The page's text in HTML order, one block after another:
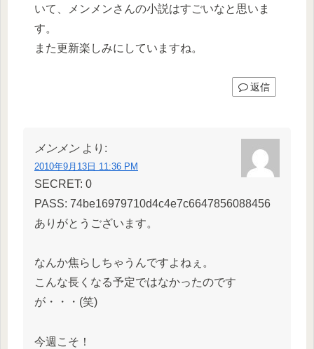
いて、メンメンさんの小説はすごいなと思いま
す。
また更新楽しみにしていますね。
返信
メンメン より:
2010年9月13日 11:36 PM
SECRET: 0
PASS: 74be16979710d4c4e7c6647856088456
ありがとうございます。
なんか焦らしちゃうんですよねぇ。
こんな長くなる予定ではなかったのです
が・・・(笑)
今週こそ！